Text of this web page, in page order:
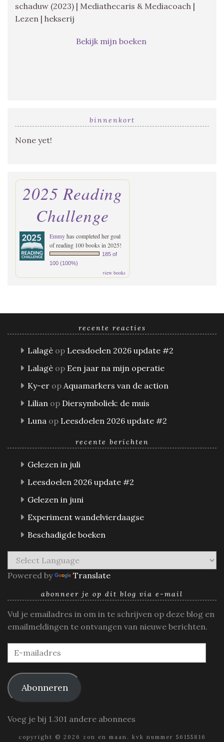
schaduw (2023) | Mediathecaris & Mediacoach |
Lezen | hekserij
Bekijk mijn boeken
binnenkort
None yet!
2025 Reading
Challenge
Emmyhas completed her goal
of reading 100 books in 2025!
185 of
100 (100%)
view books
recente reacties
Lalagè op Leesdoelen 2026 update #2
Lalagè op Een jaar na mijn operatie
Ky-er op Aquamarkers van de action
Lilian op Diersymboliek: de muis
Luna op Leesdoelen 2026 update #2
recente berichten
Gelezen in juli
Leesdoelen 2026 update #2
Gelezen in juni
Experiment wandelvierdaagse
Beschadigde boeken
Powered by Translate
abonneer je op dit blog via e-mail
Vul je emailadres in om in te schrijven op deze blog en
emailmeldingen te ontvangen van nieuwe berichten.
E-
mailadres
Abonneren
Voeg je bij 1.301 andere abonnees
copyright © 2026 zon en maan. kvk nummer 56155816